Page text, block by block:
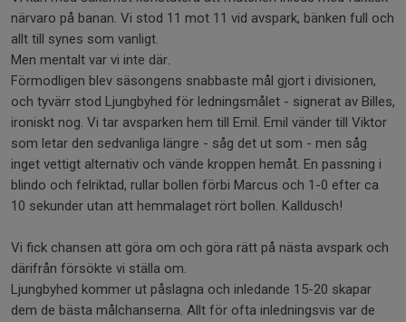
närvaro på banan. Vi stod 11 mot 11 vid avspark, bänken full och
allt till synes som vanligt.
Men mentalt var vi inte där.
Förmodligen blev säsongens snabbaste mål gjort i divisionen,
och tyvärr stod Ljungbyhed för ledningsmålet - signerat av Billes,
ironiskt nog. Vi tar avsparken hem till Emil. Emil vänder till Viktor
som letar den sedvanliga längre - såg det ut som - men såg
inget vettigt alternativ och vände kroppen hemåt. En passning i
blindo och felriktad, rullar bollen förbi Marcus och 1-0 efter ca
10 sekunder utan att hemmalaget rört bollen. Kalldusch!
Vi fick chansen att göra om och göra rätt på nästa avspark och
därifrån försökte vi ställa om.
Ljungbyhed kommer ut påslagna och inledande 15-20 skapar
dem de bästa målchanserna. Allt för ofta inledningsvis var de